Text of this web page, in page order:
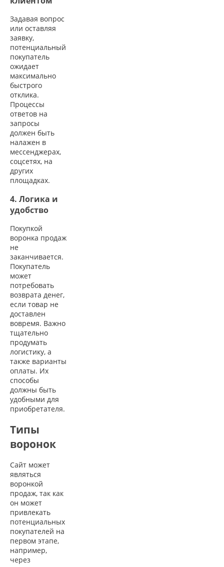
Задавая вопрос
или оставляя
заявку,
потенциальный
покупатель
ожидает
максимально
быстрого
отклика.
Процессы
ответов на
запросы
должен быть
налажен в
мессенджерах,
соцсетях, на
других
площадках.
4. Логика и
удобство
Покупкой
воронка продаж
не
заканчивается.
Покупатель
может
потребовать
возврата денег,
если товар не
доставлен
вовремя. Важно
тщательно
продумать
логистику, а
также варианты
оплаты. Их
способы
должны быть
удобными для
приобретателя.
Типы
воронок
Сайт может
являться
воронкой
продаж, так как
он может
привлекать
потенциальных
покупателей на
первом этапе,
например,
через